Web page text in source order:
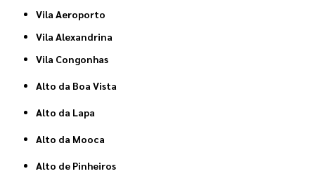
Vila Aeroporto
Vila Alexandrina
Vila Congonhas
Alto da Boa Vista
Alto da Lapa
Alto da Mooca
Alto de Pinheiros